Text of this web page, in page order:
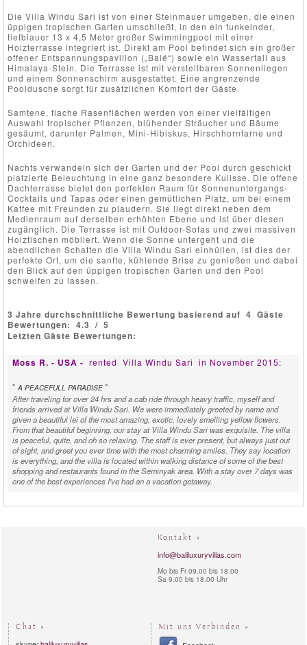
Die Villa Windu Sari ist von einer Steinmauer umgeben, die einen
üppigen tropischen Garten umschließt, in den ein funkelnder,
tiefblauer 13 x 4,5 Meter großer Swimmingpool mit einer
Holzterrasse integriert ist. Direkt am Pool befindet sich ein großer
offener Entspannungspavillon („Balé“) sowie ein Wasserfall aus
Himalaya-Stein. Die Terrasse ist mit verstellbaren Sonnenliegen
und einem Sonnenschirm ausgestattet. Eine angrenzende
Pooldusche sorgt für zusätzlichen Komfort der Gäste.
Samtene, flache Rasenflächen werden von einer vielfältigen
Auswahl tropischer Pflanzen, blühender Sträucher und Bäume
gesäumt, darunter Palmen, Mini-Hibiskus, Hirschhornfarne und
Orchideen.
Nachts verwandeln sich der Garten und der Pool durch geschickt
platzierte Beleuchtung in eine ganz besondere Kulisse. Die offene
Dachterrasse bietet den perfekten Raum für Sonnenuntergangs-
Cocktails und Tapas oder einen gemütlichen Platz, um bei einem
Kaffee mit Freunden zu plaudern. Sie liegt direkt neben dem
Medienraum auf derselben erhöhten Ebene und ist über diesen
zugänglich. Die Terrasse ist mit Outdoor-Sofas und zwei massiven
Holztischen möbliert. Wenn die Sonne untergeht und die
abendlichen Schatten die Villa Windu Sari einhüllen, ist dies der
perfekte Ort, um die sanfte, kühlende Brise zu genießen und dabei
den Blick auf den üppigen tropischen Garten und den Pool
schweifen zu lassen.
3 Jahre durchschnittliche Bewertung basierend auf 4 Gäste
Bewertungen: 4.3 / 5
Letzten Gäste Bewertungen:
Moss R. - USA - rented Villa Windu Sari in November 2015:
" A PEACEFULL PARADISE "
After traveling for over 24 hrs and a cab ride through heavy traffic, myself and
friends arrived at Villa Windu Sari. We were immediately greeted by name and
given a beautiful lei of the most amazing, exotic, lovely smelling yellow flowers.
From that beautiful beginning, our stay at Villa Windu Sari was exquisite. The villa
is peaceful, quite, and oh so relaxing. The staff is ever present, but always just out
of sight, and greet you ever time with the most charming smiles. They say location
is everything, and the villa is located within walking distance of some of the best
shopping and restaurants found in the Seminyak area. With a stay over 7 days was
one of the best experiences I've had an a vacation getaway.
Philippe J. - Belgium -rentedVilla Windu Sari in August
We can tell you that we had a wonderful stay at Windu Sari. All staff members were
top rated people. Any question was solved in the fastest way.
Kontakt »
info@baliluxuryvillas.com
Mo bis Fr 09.00 bis 18.00
Sa 9.00 bis 18.00 Uhr
Chat » Mit uns Verbinden »